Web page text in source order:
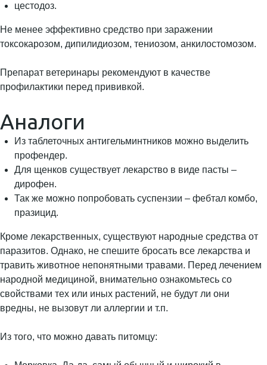
цестодоз.
Не менее эффективно средство при заражении
токсокарозом, дипилидиозом, тениозом, анкилостомозом.
Препарат ветеринары рекомендуют в качестве
профилактики перед прививкой.
Аналоги
Из таблеточных антигельминтников можно выделить
профендер.
Для щенков существует лекарство в виде пасты –
дирофен.
Так же можно попробовать суспензии – фебтал комбо,
празицид.
Кроме лекарственных, существуют народные средства от
паразитов. Однако, не спешите бросать все лекарства и
травить животное непонятными травами. Перед лечением
народной медициной, внимательно ознакомьтесь со
свойствами тех или иных растений, не будут ли они
вредны, не вызовут ли аллергии и т.п.
Из того, что можно давать питомцу: